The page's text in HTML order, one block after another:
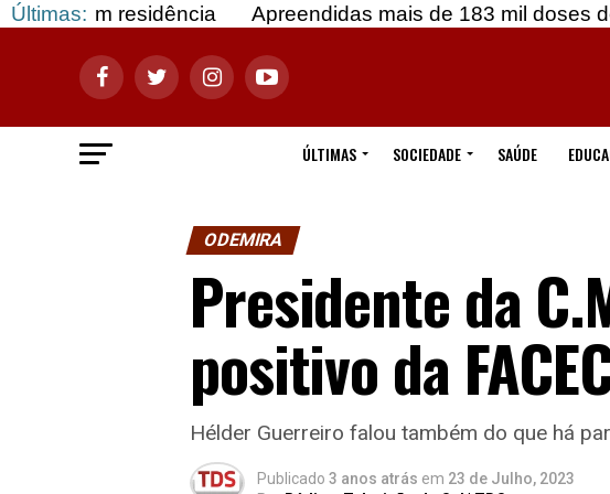
Últimas:
em residência Apreendidas mais de 183 mil doses de
ÚLTIMAS
SOCIEDADE SAÚDE
ODEMIRA
Presidente da
positivo da
Hélder Guerreiro falou também do que há
Publicado 3 anos atrás em 23 de Julho, 2023